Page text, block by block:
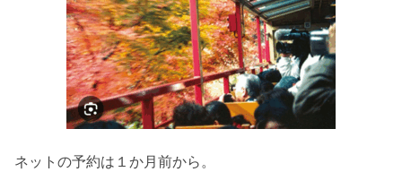
ネットの予約は１か月前から。